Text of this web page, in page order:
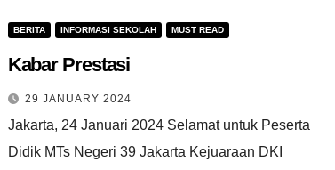
BERITA INFORMASI SEKOLAH MUST READ
Kabar Prestasi
29 JANUARY 2024
Jakarta, 24 Januari 2024 Selamat untuk Peserta
Didik MTs Negeri 39 Jakarta Kejuaraan DKI